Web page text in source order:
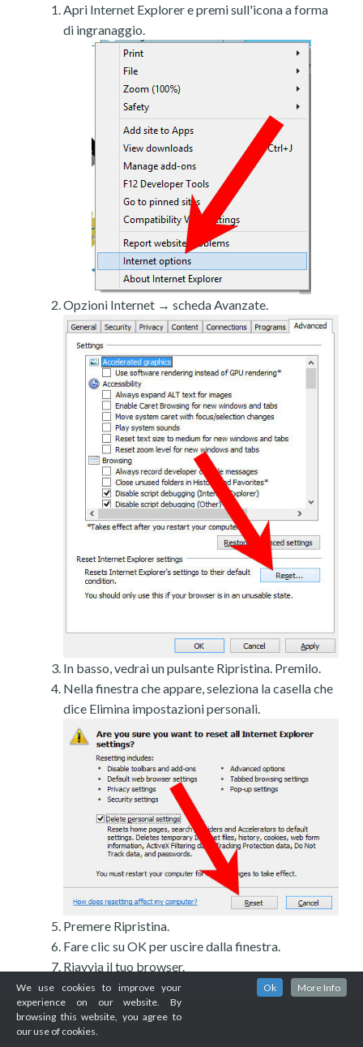
Apri Internet Explorer e premi sull'icona a forma
di ingranaggio.
Opzioni Internet → scheda Avanzate.
In basso, vedrai un pulsante Ripristina. Premilo.
Nella finestra che appare, seleziona la casella che
dice Elimina impostazioni personali.
Premere Ripristina.
Fare clic su OK per uscire dalla finestra.
Riavvia il tuo browser.
We use cookies to improve your
experience on our website. By
browsing this website, you agree to
our use of cookies.
Ok More Info